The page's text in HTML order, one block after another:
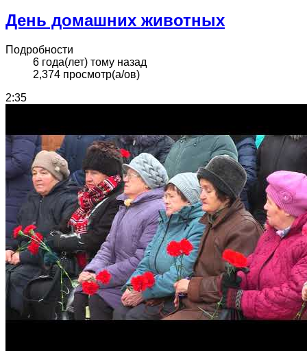
День домашних животных
Подробности
6 года(лет) тому назад
2,374 просмотр(а/ов)
2:35